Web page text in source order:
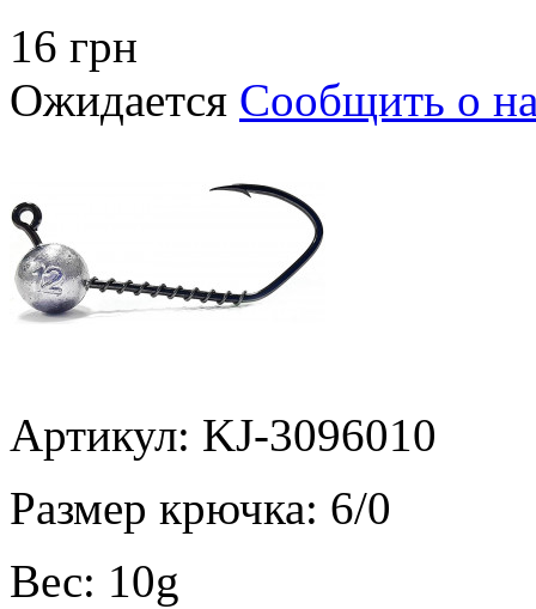
16 грн
Ожидается Сообщить о
Артикул: KJ-3096010
Размер крючка: 6/0
Вес: 10g